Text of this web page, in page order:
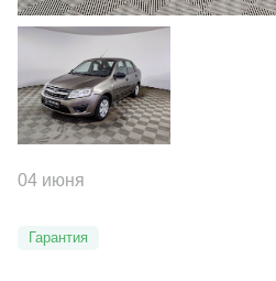
04 июня
Гарантия